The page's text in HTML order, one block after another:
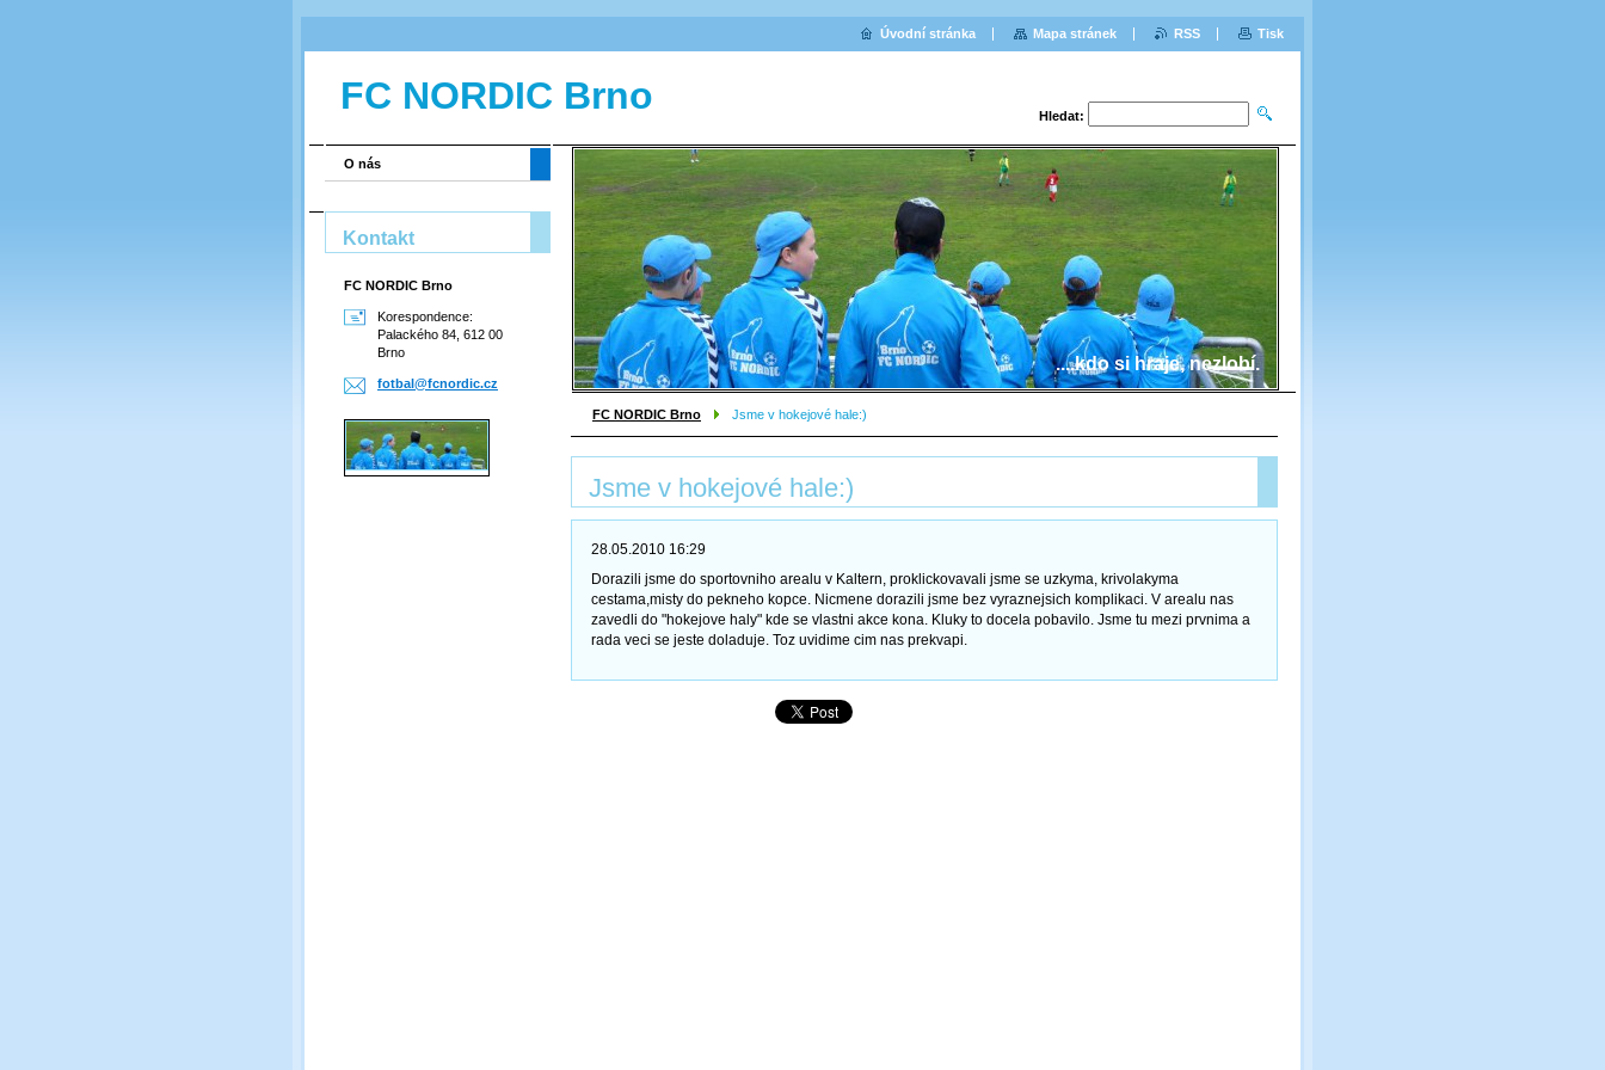
FC NORDIC Brno Hledat:
....kdo si hraje, nezlobí.
FC NORDIC Brno Jsme v hokejové hale:)
Jsme v hokejové hale:)
28.05.2010 16:29
Dorazili jsme do sportovniho arealu v Kaltern, proklickovavali jsme se uzkyma, krivolakyma
cestama,misty do pekneho kopce. Nicmene dorazili jsme bez vyraznejsich komplikaci. V arealu nas
zavedli do "hokejove haly" kde se vlastni akce kona. Kluky to docela pobavilo. Jsme tu mezi prvnima a
rada veci se jeste doladuje. Toz uvidime cim nas prekvapi.
O nás
Kontakt
FC NORDIC Brno
Korespondence:
Palackého 84, 612 00
Brno
fotbal@fcnordic.cz
Úvodní stránka Mapa stránek RSS Tisk